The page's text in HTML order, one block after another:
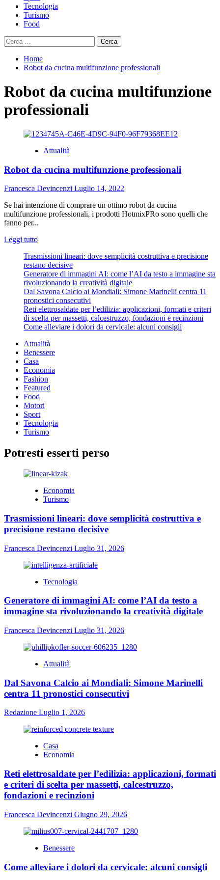
Tecnologia
Turismo
Food
Ricerca
per:
Home
Robot da cucina multifunzione professionali
Robot da cucina multifunzione
professionali
Attualità
Robot da cucina multifunzione professionali
Francesca Devincenzi Luglio 14, 2022
Se hai intenzione di comprare un ottimo robot da cucina
multifunzione professionali, i prodotti HotmixPRo sono quelli che
fanno per...
Leggi tuttoLeggi
più
su
Robot
da
cucina
multifunzione
professionali
Trasmissioni lineari: dove semplicità costruttiva e precisione
restano decisive
Generatore di immagini AI: come l’AI da testo a immagine sta
rivoluzionando la creatività digitale
Dal Savona Calcio ai Mondiali: Simone Marinelli centra 11
pronostici consecutivi
Reti elettrosaldate per l’edilizia: applicazioni, formati e criteri
di scelta per massetti, calcestruzzo, fondazioni e recinzioni
Come alleviare i dolori da cervicale: alcuni consigli
Attualità
Benessere
Casa
Economia
Fashion
Featured
Food
Motori
Sport
Tecnologia
Turismo
Potresti esserti perso
Economia
Turismo
Trasmissioni lineari: dove semplicità costruttiva e
precisione restano decisive
Francesca Devincenzi Luglio 31, 2026
Tecnologia
Generatore di immagini AI: come l’AI da testo a
immagine sta rivoluzionando la creatività digitale
Francesca Devincenzi Luglio 31, 2026
Attualità
Dal Savona Calcio ai Mondiali: Simone Marinelli
centra 11 pronostici consecutivi
Redazione Luglio 1, 2026
Casa
Economia
Reti elettrosaldate per l’edilizia: applicazioni, formati
e criteri di scelta per massetti, calcestruzzo,
fondazioni e recinzioni
Francesca Devincenzi Giugno 29, 2026
Benessere
Come alleviare i dolori da cervicale: alcuni consigli